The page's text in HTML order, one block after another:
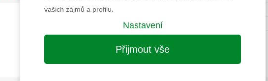
vašich zájmů a profilu.
Nastavení
Přijmout vše